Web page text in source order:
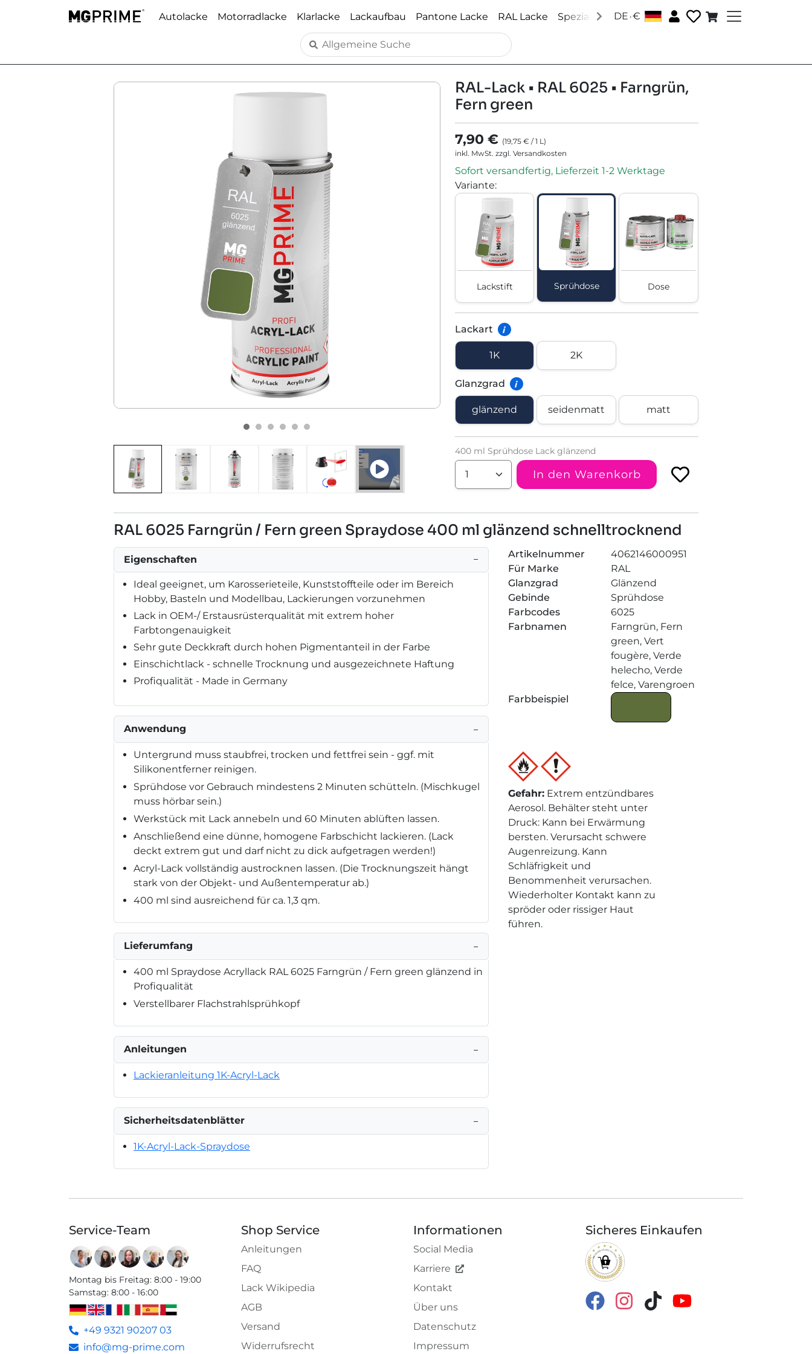
Autolacke Motorradlacke Klarlacke Lackaufbau Pantone Lacke RAL Lacke Speziallacke Zubehör │ Über uns Social Media
DE .€
RAL-Lack • RAL 6025 • Farngrün,
Fern green
7,90 € (19,75 € /1 L)
inkl. MwSt. zzgl. Versandkosten
Sofort versandfertig, Lieferzeit 1-2 Werktage
Variante:
Lackstift Sprühdose Dose
Lackart i
1K 2K
Glanzgrad i
glänzend seidenmatt matt
400 ml Sprühdose Lack glänzend
In den Warenkorb
RAL 6025 Farngrün / Fern green Spraydose 400 ml glänzend schnelltrocknend
Eigenschaften −
Ideal geeignet, um Karosserieteile, Kunststoffteile oder im Bereich
Hobby, Basteln und Modellbau, Lackierungen vorzunehmen
Lack in OEM-/ Erstausrüsterqualität mit extrem hoher
Farbtongenauigkeit
Sehr gute Deckkraft durch hohen Pigmentanteil in der Farbe
Einschichtlack - schnelle Trocknung und ausgezeichnete Haftung
Profiqualität - Made in Germany
Anwendung −
Untergrund muss staubfrei, trocken und fettfrei sein - ggf. mit
Silikonentferner reinigen.
Sprühdose vor Gebrauch mindestens 2 Minuten schütteln. (Mischkugel
muss hörbar sein.)
Werkstück mit Lack annebeln und 60 Minuten ablüften lassen.
Anschließend eine dünne, homogene Farbschicht lackieren. (Lack
deckt extrem gut und darf nicht zu dick aufgetragen werden!)
Acryl-Lack vollständig austrocknen lassen. (Die Trocknungszeit hängt
stark von der Objekt- und Außentemperatur ab.)
400 ml sind ausreichend für ca. 1,3 qm.
Lieferumfang −
400 ml Spraydose Acryllack RAL 6025 Farngrün / Fern green glänzend in
Profiqualität
Verstellbarer Flachstrahlsprühkopf
Anleitungen −
Lackieranleitung 1K-Acryl-Lack
Sicherheitsdatenblätter −
1K-Acryl-Lack-Spraydose
Artikelnummer
4062146000951
Für Marke
RAL
Glanzgrad
Glänzend
Gebinde
Sprühdose
Farbcodes
6025
Farbnamen
Farngrün, Fern
green, Vert
fougère, Verde
helecho, Verde
felce, Varengroen
Farbbeispiel
Gefahr: Extrem entzündbares
Aerosol. Behälter steht unter
Druck: Kann bei Erwärmung
bersten. Verursacht schwere
Augenreizung. Kann
Schläfrigkeit und
Benommenheit verursachen.
Wiederholter Kontakt kann zu
spröder oder rissiger Haut
führen.
Service-Team
Montag bis Freitag: 8:00 - 19:00
Samstag: 8:00 - 16:00
+49 9321 90207 03
info@mg-prime.com
Shop Service
Anleitungen
FAQ
Lack Wikipedia
AGB
Versand
Widerrufsrecht
Informationen
Social Media
Karriere
Kontakt
Über uns
Datenschutz
Impressum
Sicheres Einkaufen